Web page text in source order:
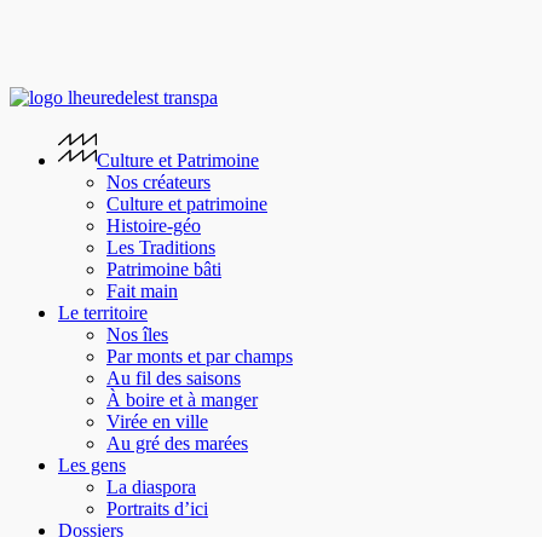
content
Culture et Patrimoine
Nos créateurs
Culture et patrimoine
Histoire-géo
Les Traditions
Patrimoine bâti
Fait main
Le territoire
Nos îles
Par monts et par champs
Au fil des saisons
À boire et à manger
Virée en ville
Au gré des marées
Les gens
La diaspora
Portraits d’ici
Dossiers